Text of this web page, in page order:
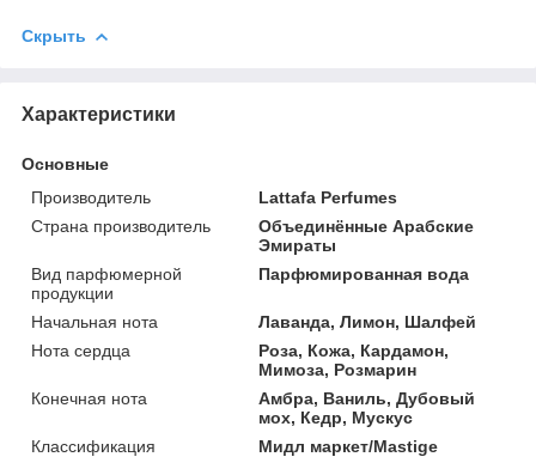
Скрыть
Характеристики
Основные
Производитель
Lattafa Perfumes
Страна производитель
Объединённые Арабские
Эмираты
Вид парфюмерной
продукции
Парфюмированная вода
Начальная нота
Лаванда, Лимон, Шалфей
Нота сердца
Роза, Кожа, Кардамон,
Мимоза, Розмарин
Конечная нота
Амбра, Ваниль, Дубовый
мох, Кедр, Мускус
Классификация
Мидл маркет/Mastige